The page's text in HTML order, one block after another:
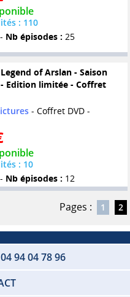
: 110
Nb épisodes : 25
of Arslan - Saison
- Edition limitée - Coffret
- Coffret DVD -
: 10
Nb épisodes : 12
Pages : 1 2
94 04 78 96